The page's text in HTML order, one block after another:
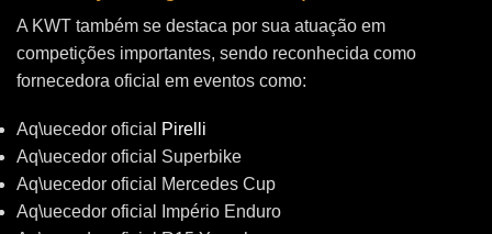
A KWT também se destaca por sua atuação em
competições importantes, sendo reconhecida como
fornecedora oficial em eventos como:
Aq\uecedor oficial
Pirelli
Aq\uecedor oficial Superbike
Aq\uecedor oficial Mercedes Cup
Aq\uecedor oficial Império Enduro